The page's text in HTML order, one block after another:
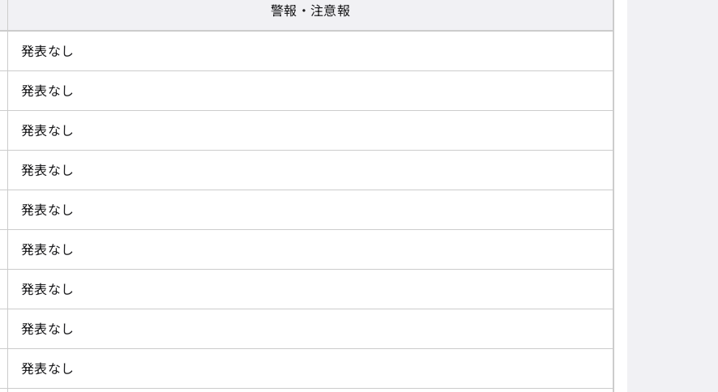
警報・注意報
発表なし
発表なし
発表なし
発表なし
発表なし
発表なし
発表なし
発表なし
発表なし